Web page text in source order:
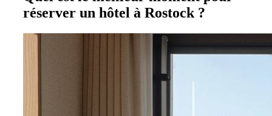
réserver un hôtel à Rostock ?